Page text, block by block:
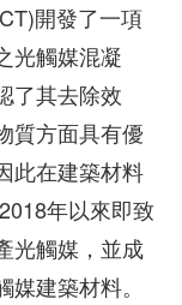
開發了一項
光觸媒混凝
了其去除效
質方面具有優
此在建築材料
年以來即致
光觸媒，並成
建築材料。